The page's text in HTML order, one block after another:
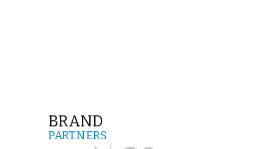
BRAND
PARTNERS